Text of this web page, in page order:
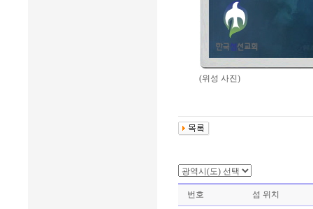
(위성 사진)
번호 섬 위치